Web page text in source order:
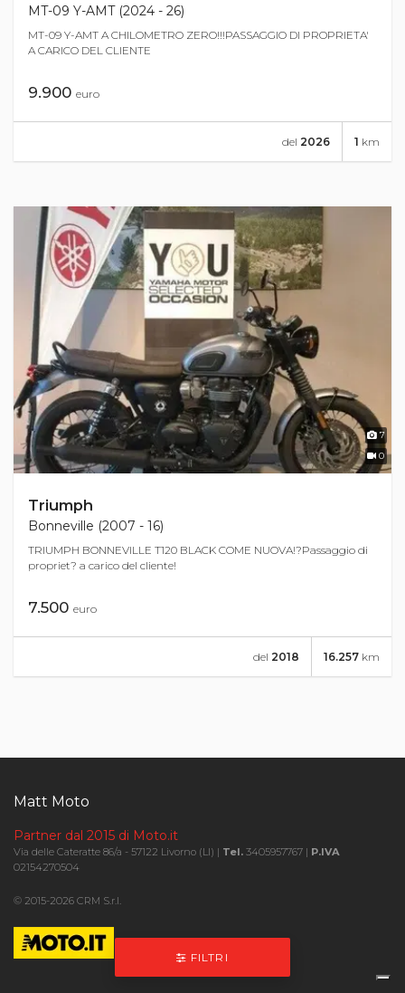
MT-09 Y-AMT (2024 - 26)
MT-09 Y-AMT A CHILOMETRO ZERO!!!PASSAGGIO DI PROPRIETA'
A CARICO DEL CLIENTE
9.900 euro
1 km
del 2026
7
0
Triumph
Bonneville (2007 - 16)
TRIUMPH BONNEVILLE T120 BLACK COME NUOVA!?Passaggio di
propriet? a carico del cliente!
7.500 euro
16.257 km
del 2018
Matt Moto
Partner dal 2015 di Moto.it
Via delle Cateratte 86/a - 57122 Livorno (LI) | Tel. 3405957767 | P.IVA
02154270504
© 2015-2026 CRM S.r.l.
FILTRI